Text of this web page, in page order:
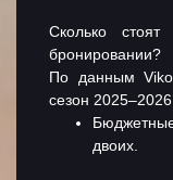
Сколько
бронировании?
По данным
сезон
двоих.